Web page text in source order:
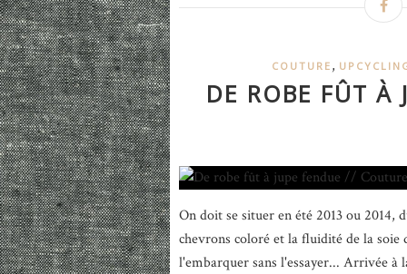
COUTURE ,
DE ROBE FÛT À
On doit se situer en été 2013 ou
chevrons coloré et la fluidité de la
l'embarquer sans l'essayer... Arrivée à